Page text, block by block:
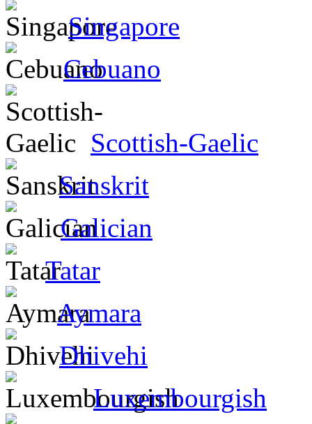
Singapore
Cebuano
Scottish-Gaelic
Sanskrit
Galician
Tatar
Aymara
Dhivehi
Luxembourgish